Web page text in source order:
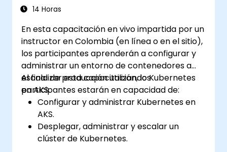
14 Horas
En esta capacitación en vivo impartida por un
instructor en Colombia (en línea o en el sitio),
los participantes aprenderán a configurar y
administrar un entorno de contenedores a
escala de producción utilizando Kubernetes
en AKS.
Al finalizar esta capacitación, los
participantes estarán en capacidad de:
Configurar y administrar Kubernetes en
AKS.
Desplegar, administrar y escalar un
clúster de Kubernetes.